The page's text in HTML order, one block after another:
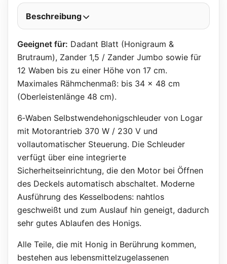
Beschreibung
Geeignet für: Dadant Blatt (Honigraum &
Brutraum), Zander 1,5 / Zander Jumbo sowie für
12 Waben bis zu einer Höhe von 17 cm.
Maximales Rähmchenmaß: bis 34 x 48 cm
(Oberleistenlänge 48 cm).
6‑Waben Selbstwendehonigschleuder von Logar
mit Motorantrieb 370 W / 230 V und
vollautomatischer Steuerung. Die Schleuder
verfügt über eine integrierte
Sicherheitseinrichtung, die den Motor bei Öffnen
des Deckels automatisch abschaltet. Moderne
Ausführung des Kesselbodens: nahtlos
geschweißt und zum Auslauf hin geneigt, dadurch
sehr gutes Ablaufen des Honigs.
Alle Teile, die mit Honig in Berührung kommen,
bestehen aus lebensmittelzugelassenen